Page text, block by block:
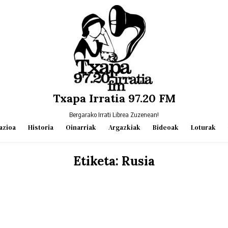
Txapa Irratia 97.20 FM
Bergarako Irrati Librea Zuzenean!
Historia Oinarriak Argazkiak Bideoak Loturak
Etiketa: Rusia